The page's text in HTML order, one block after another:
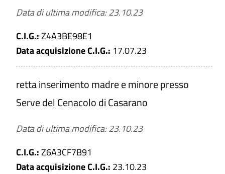
Data di ultima modifica: 23.10.23
C.I.G.:Z4A3BE98E1
Data acquisizione C.I.G.: 17.07.23
retta inserimento madre e minore presso
Serve del Cenacolo di Casarano
Data di ultima modifica: 23.10.23
C.I.G.:Z6A3CF7B91
Data acquisizione C.I.G.: 23.10.23